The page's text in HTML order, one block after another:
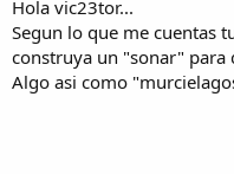
Hola vic23tor...
Segun lo que me cuentas
construya un "sonar" para
Algo asi como